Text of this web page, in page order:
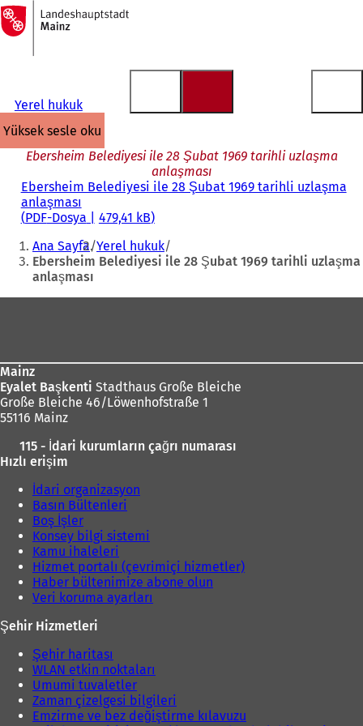
İçeriğe atla
Ana
sayfaya
Yerel hukuk
yüksek sesle oku
Ebersheim Belediyesi ile 28 Şubat 1969 tarihli uzlaşma
anlaşması
Ebersheim Belediyesi ile 28 Şubat 1969 tarihli uzlaşma
anlaşması
PDF-Dosya 479,41 kB
Buradasınız:
Ana Sayfa Yerel hukuk
Ebersheim Belediyesi ile 28 Şubat 1969 tarihli uzlaşma
anlaşması
Mainz
Eyalet Başkenti Stadthaus Große Bleiche
Große Bleiche 46/Löwenhofstraße 1
55116 Mainz
115 - İdari kurumların çağrı numarası
Hızlı erişim
İdari organizasyon
Basın Bültenleri
Boş İşler
Konsey bilgi sistemi
Kamu ihaleleri
Hizmet portalı (çevrimiçi hizmetler)
Haber bültenimize abone olun
Veri koruma ayarları
Şehir Hizmetleri
Şehir haritası
WLAN etkin noktaları
Umumi tuvaletler
Zaman çizelgesi bilgileri
Emzirme ve bez değiştirme kılavuzu